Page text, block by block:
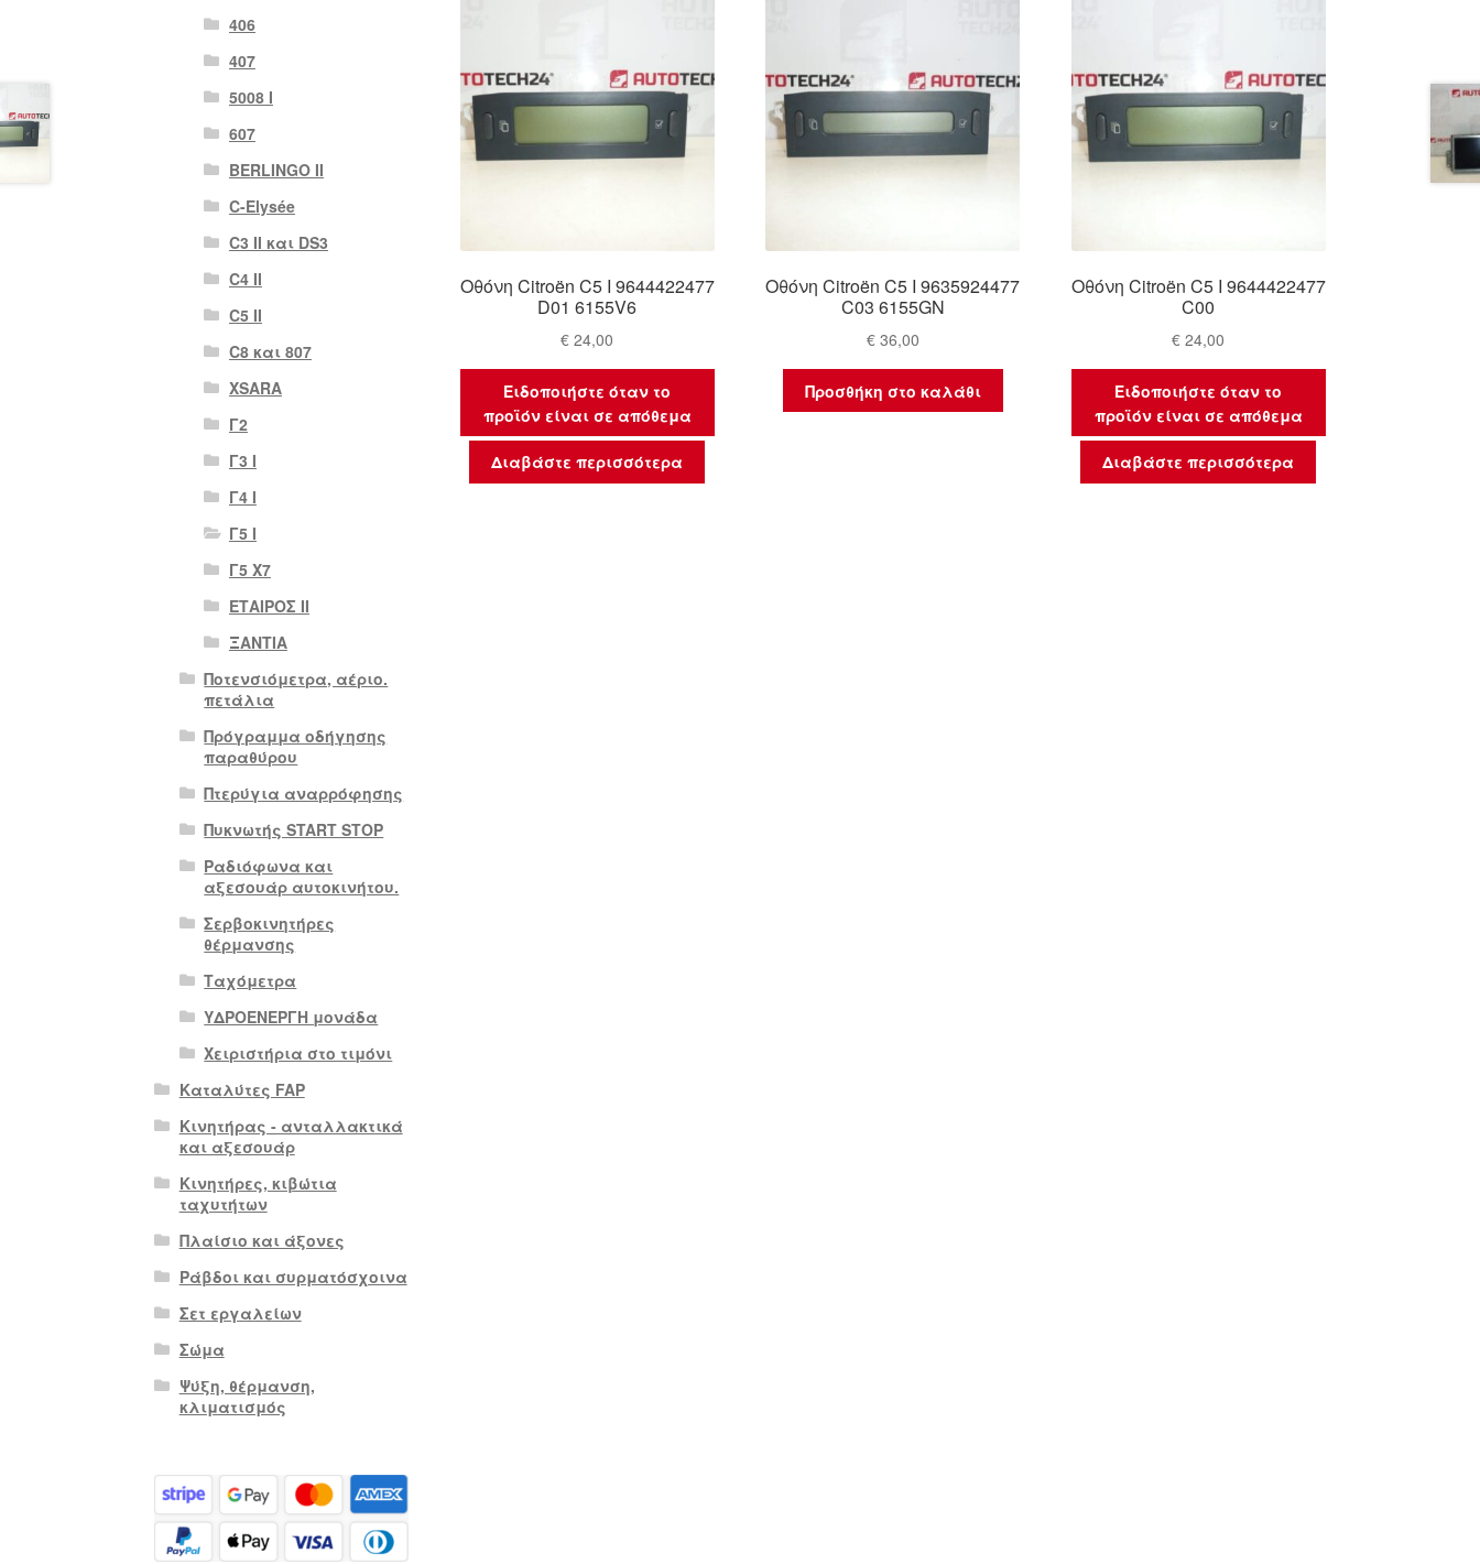
Οθόνη Citroën C5 I 9644422477
D01 6155V6
€ 24,00
Ειδοποιήστε όταν το
προϊόν είναι σε απόθεμα
Διαβάστε περισσότερα
Οθόνη Citroën C5 I 9635924477
C03 6155GN
€36,00
Προσθήκη στο καλάθι
Οθόνη Citroën C5 I 9644422477
C00
€ 24,00
Ειδοποιήστε όταν το
προϊόν είναι σε απόθεμα
Διαβάστε περισσότερα
406
407
5008 Ι
607
BERLINGO II
C-Elysée
C3 II και DS3
C4 II
C5 II
C8 και 807
XSARA
Γ2
Γ3 Ι
Γ4 Ι
Γ5 Ι
Γ5 Χ7
ΕΤΑΙΡΟΣ II
ΞΑΝΤΙΑ
Ποτενσιόμετρα, αέριο.
πετάλια
Πρόγραμμα οδήγησης
παραθύρου
Πτερύγια αναρρόφησης
Πυκνωτής START STOP
Ραδιόφωνα και
αξεσουάρ αυτοκινήτου.
Σερβοκινητήρες
θέρμανσης
Ταχόμετρα
ΥΔΡΟΕΝΕΡΓΗ μονάδα
Χειριστήρια στο τιμόνι
Καταλύτες FAP
Κινητήρας - ανταλλακτικά
και αξεσουάρ
Κινητήρες, κιβώτια
ταχυτήτων
Πλαίσιο και άξονες
Ράβδοι και συρματόσχοινα
Σετ εργαλείων
Σώμα
Ψύξη, θέρμανση,
κλιματισμός